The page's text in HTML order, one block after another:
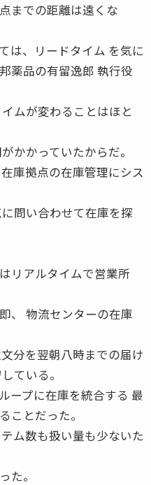
までの距離は遠くな
は、リードタイム を気に
薬品の有留逸郎 執行役
ムが変わることはほと
かかっていたからだ。
庫拠点の在庫管理にシス
問い合わせて在庫を探
リアルタイムで営業所
、 物流センターの在庫
分を翌朝八時までの届け
ている。
ープに在庫を統合する 最
ことだった。
ム数も扱い量も少ないた
た。